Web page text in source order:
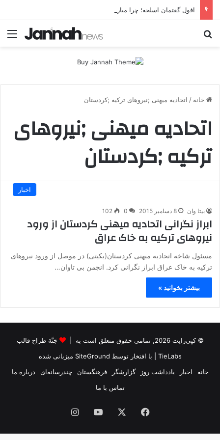
خانه / اتحادیه میهنی ;نیروهای ترکیه ;کردستان
اتحادیه میهنی ;نیروهای
ترکیه ;کردستان
اخبار
بیتا وان 8 دسامبر 2015 0
102
ابراز نگرانی اتحادیه میهنی کردستان از ورود
نیروهای ترکیه به خاک عراق
مسئول شاخه اتحادیه میهنی کردستان(یکیتی) در موصل از ورود نیروهای
ترکیه به خاک عراق ابراز نگرانی کرد. انجمن بی تاوان…
بیشتر بخوانید »
© کپی‌رایت 2026, تمامی حقوق متعلق است به |
جَنَّة طراح قالب
TieLabs | با افتخار توسط SiteGround میزبانی شده
خانه
اخبار یادداشت روز گزارشگر فرهنگستان چندرسانه‌ای
درباره ما
تماس با ما
فیس
بوک
یوتیوب